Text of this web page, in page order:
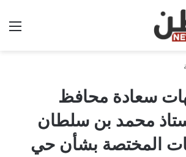
سعادة محافظ
محمد بن سلطان
المختصة بشأن حي